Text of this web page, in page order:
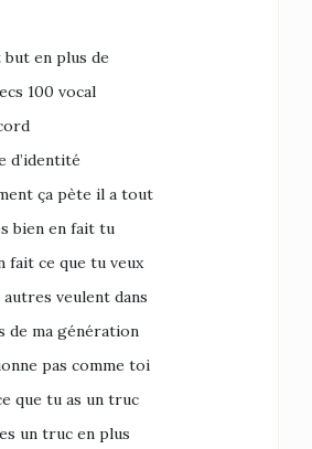
but en plus de
100 vocal
d’identité
ça pète il a tout
bien en fait tu
fait ce que tu veux
autres veulent dans
de ma génération
pas comme toi
que tu as un truc
un truc en plus